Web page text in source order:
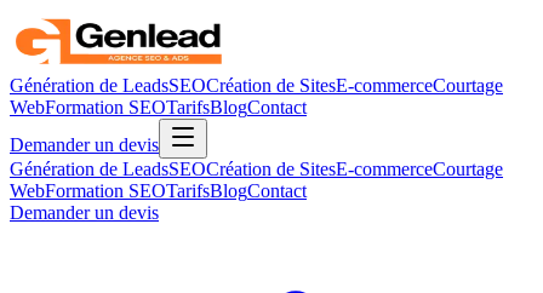
Génération de LeadsSEOCréation de SitesE-commerceCourtage
WebFormation SEOTarifsBlogContact
Demander un devis
Génération de LeadsSEOCréation de SitesE-commerceCourtage
WebFormation SEOTarifsBlogContact
Demander un devis